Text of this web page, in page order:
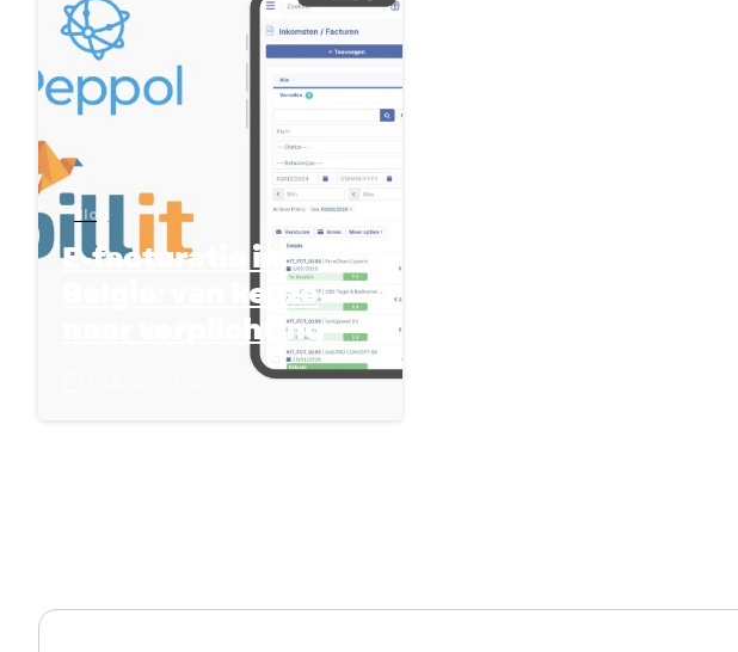
1
Blog
E-facturatie in
Belgie: van keuze
naar verplichting